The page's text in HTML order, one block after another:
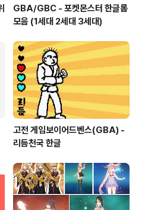
GBA/GBC - 포켓몬스터 한글롬
모음 (1세대 2세대 3세대)
고전 게임보이어드벤스(GBA) -
리듬천국 한글